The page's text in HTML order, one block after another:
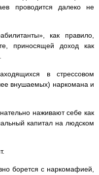
проводится далеко не
как правило,
приносящей доход как
в стрессовом
внушаемых) наркомана и
наживают себе как
капитал на людском
борется с наркомафией,